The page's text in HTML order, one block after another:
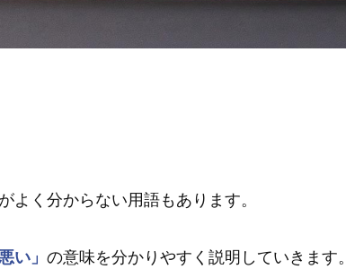
よく分からない用語もあります。
い」 の意味を分かりやすく説明していきます。